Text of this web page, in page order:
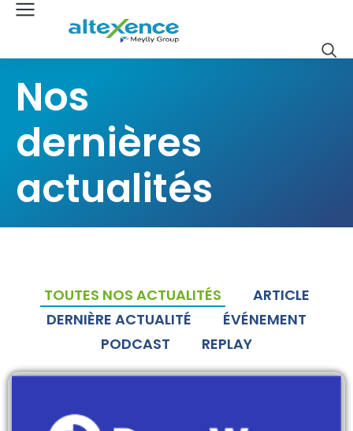
Nos
dernières
actualités
TOUTES NOS ACTUALITÉS
ARTICLE
DERNIÈRE ACTUALITÉ
ÉVÉNEMENT
PODCAST
REPLAY